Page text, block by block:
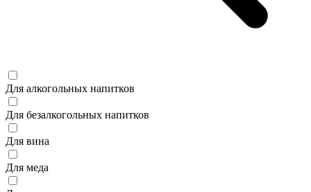
Для алкогольных напитков
Для безалкогольных напитков
Для вина
Для меда